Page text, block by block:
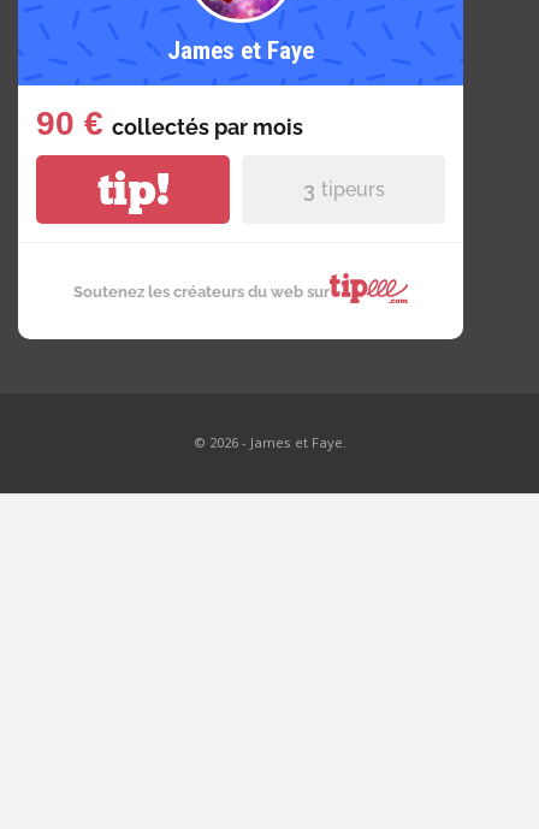
James et Faye
90 € collectés par mois
tip! 3 tipeurs
Soutenez les créateurs du web sur
© 2026 - James et Faye.